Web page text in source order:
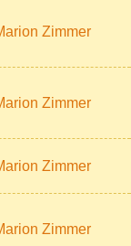
Zimmer
Zimmer
Zimmer
Zimmer